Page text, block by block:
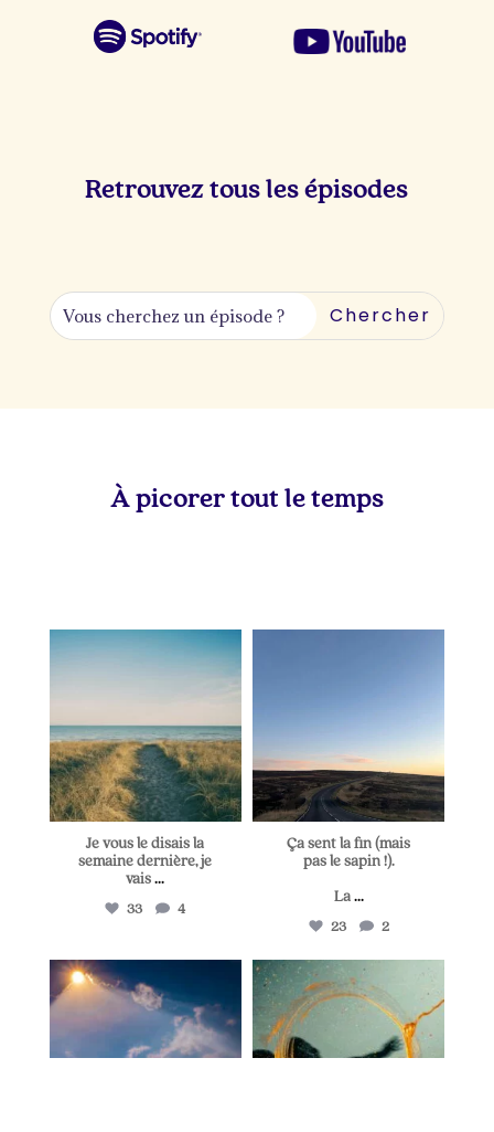
Retrouvez tous les épisodes
À picorer tout le temps
Je vous le disais la
semaine dernière, je
vais ...
33 4
Ça sent la fin (mais
pas le sapin !).
La ...
23 2
lapetitevoixlepodcast
Juin 25
lapetitevoixlepodcast
Juin 21